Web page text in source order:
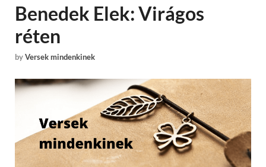
Benedek Elek: Virágos
réten
byVersek mindenkinek